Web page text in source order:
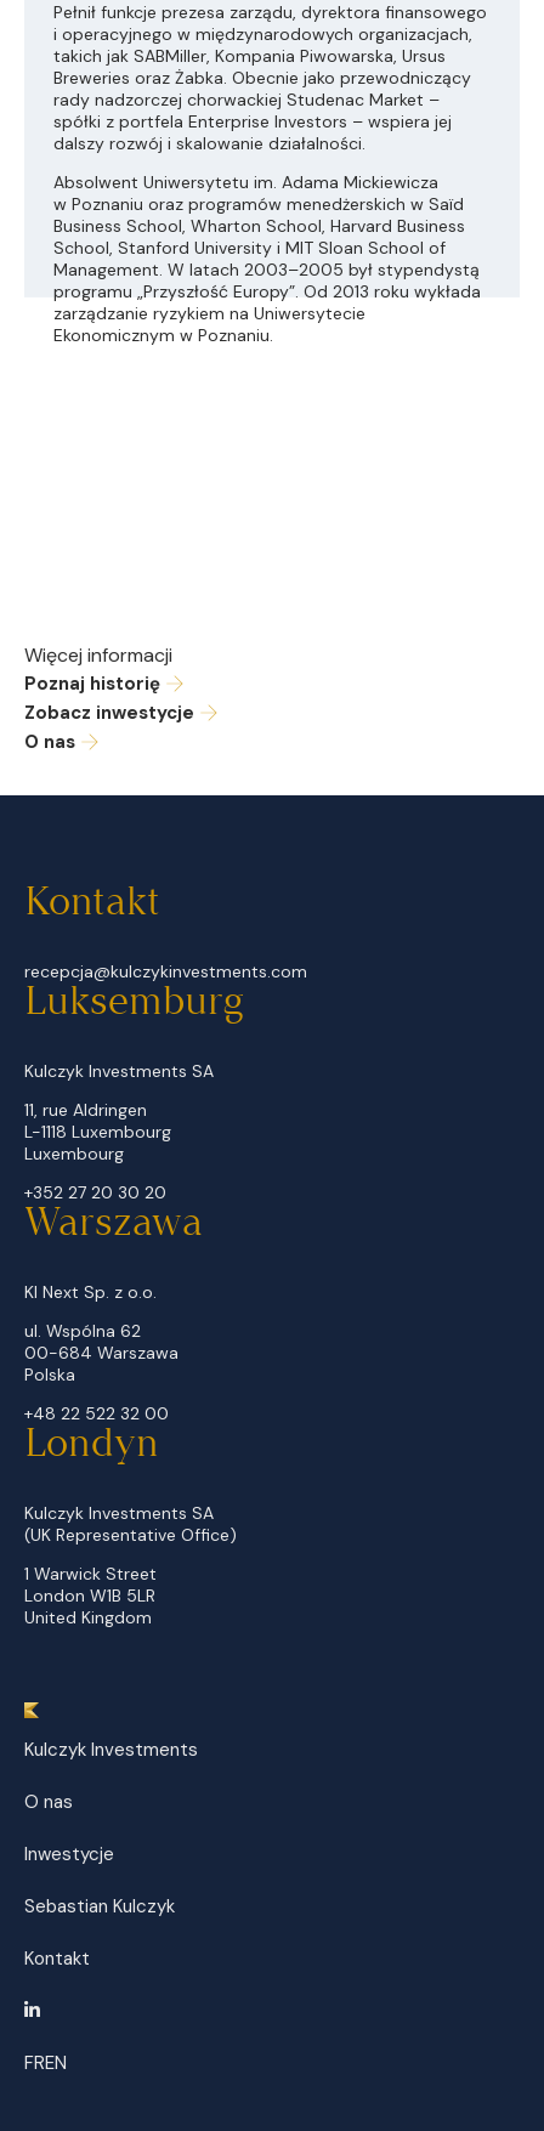
Pełnił funkcje prezesa zarządu, dyrektora finansowego
i operacyjnego w międzynarodowych organizacjach,
takich jak SABMiller, Kompania Piwowarska, Ursus
Breweries oraz Żabka. Obecnie jako przewodniczący
rady nadzorczej chorwackiej Studenac Market –
spółki z portfela Enterprise Investors – wspiera jej
dalszy rozwój i skalowanie działalności.
Absolwent Uniwersytetu im. Adama Mickiewicza
w Poznaniu oraz programów menedżerskich w Saïd
Business School, Wharton School, Harvard Business
School, Stanford University i MIT Sloan School of
Management. W latach 2003–2005 był stypendystą
programu „Przyszłość Europy”. Od 2013 roku wykłada
zarządzanie ryzykiem na Uniwersytecie
Ekonomicznym w Poznaniu.
Więcej informacji
Poznaj historię
Zobacz inwestycje
O nas
Kontakt
recepcja@kulczykinvestments.com
Luksemburg
Kulczyk Investments SA
11, rue Aldringen
L-1118 Luxembourg
Luxembourg
+352 27 20 30 20
Warszawa
KI Next Sp. z o.o.
ul. Wspólna 62
00-684 Warszawa
Polska
+48 22 522 32 00
Londyn
Kulczyk Investments SA
(UK Representative Office)
1 Warwick Street
London W1B 5LR
United Kingdom
Kulczyk Investments
O nas
Inwestycje
Sebastian Kulczyk
Kontakt
FREN